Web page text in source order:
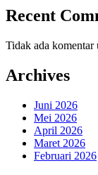
Recent
Tidak ada
Archives
Juni 2026
Mei 2026
April 2026
Maret 2026
Februari 2026